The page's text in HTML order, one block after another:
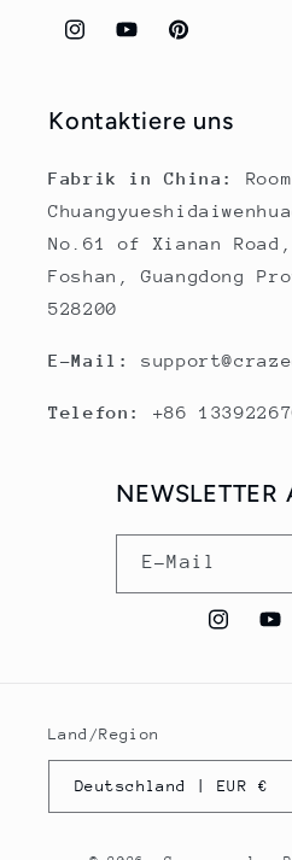
InstagramYouTubePinterest
Kontaktiere uns
Fabrik in China:
No.61 of Xianan
Foshan, Guangdong
528200
E-Mail:
Telefon: +86
NEWSLETTER
E-Mail
Instagram
Land/Region
Deutschland | EUR €